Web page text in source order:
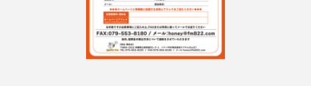
ドキュメンタリー ドナルド・トランプ
ドマーニ！ 愛のことづて ナースコール